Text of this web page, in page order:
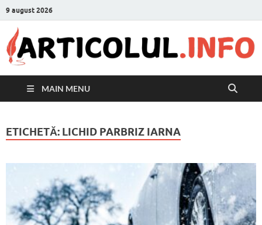
9 august 2026
MAIN MENU
ETICHETĂ: LICHID PARBRIZ IARNA